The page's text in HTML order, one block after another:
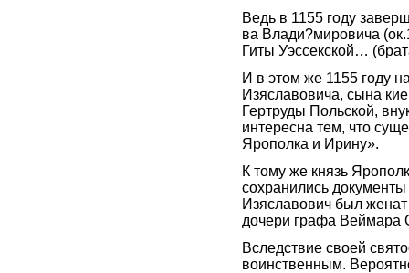
Ведь в 1155 году
ва Влади?мировича
Гиты Уэссекской…
И в этом же 1155 году
Изяславовича, сына
Гертруды Польской,
интересна тем, что
Ярополка и Ирину».
К тому же князь
сохранились
Изяславович был
дочери графа Веймара
Вследствие своей
воинственным.